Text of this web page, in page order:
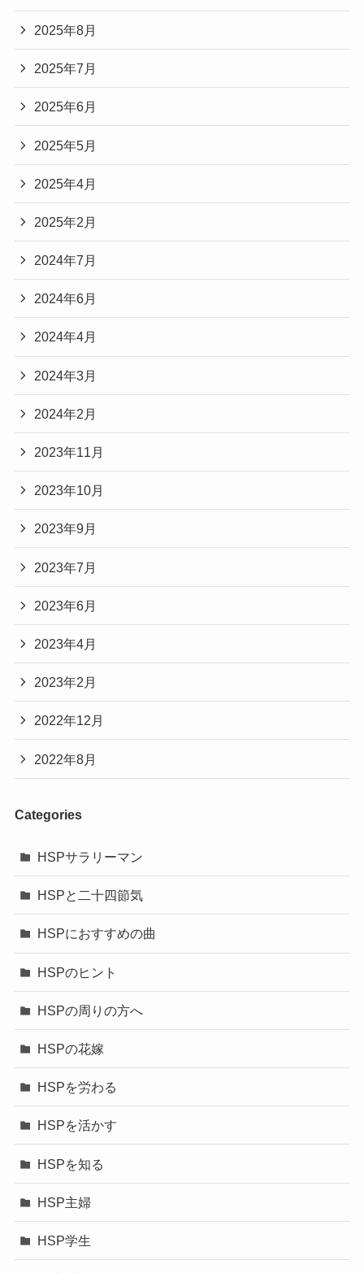
2025年8月
2025年7月
2025年6月
2025年5月
2025年4月
2025年2月
2024年7月
2024年6月
2024年4月
2024年3月
2024年2月
2023年11月
2023年10月
2023年9月
2023年7月
2023年6月
2023年4月
2023年2月
2022年12月
2022年8月
Categories
HSPサラリーマン
HSPと二十四節気
HSPにおすすめの曲
HSPのヒント
HSPの周りの方へ
HSPの花嫁
HSPを労わる
HSPを活かす
HSPを知る
HSP主婦
HSP学生